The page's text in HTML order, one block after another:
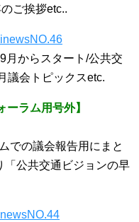
ご挨拶etc..
からスタート/公共交
議会トピックスetc.
ーラム用号外】
での議会報告用にまと
公共交通ビジョンの早